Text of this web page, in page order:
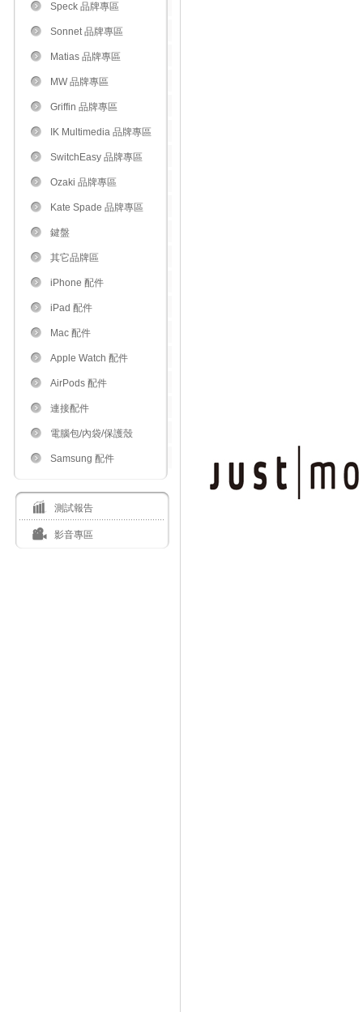
Speck 品牌專區
Sonnet 品牌專區
Matias 品牌專區
MW 品牌專區
Griffin 品牌專區
IK Multimedia 品牌專區
SwitchEasy 品牌專區
Ozaki 品牌專區
Kate Spade 品牌專區
鍵盤
其它品牌區
iPhone 配件
iPad 配件
Mac 配件
Apple Watch 配件
AirPods 配件
連接配件
電腦包/內袋/保護殼
Samsung 配件
測試報告
影音專區